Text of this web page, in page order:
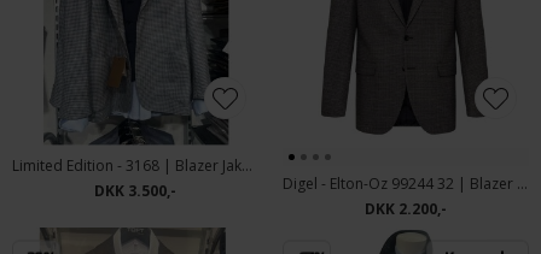
Limited Edition - 3168 | Blazer Jakke Navy
DKK 3.500,-
Digel - Elton-Oz 99244 32 | Blazer Jakke
DKK 2.200,-